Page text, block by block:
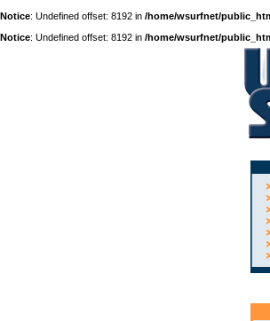
Notice: Undefined offset: 8192 in /home/wsurfnet/
Notice: Undefined offset: 8192 in /home/wsurfnet/